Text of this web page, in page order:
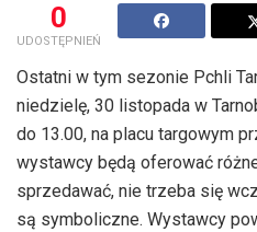
0
UDOSTĘPNIEŃ
Ostatni w tym sezonie Pchli
niedzielę, 30 listopada w
do 13.00, na placu targowym
wystawcy będą oferować
sprzedawać, nie trzeba się
są symboliczne. Wystawcy